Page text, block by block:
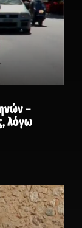
–
λόγω